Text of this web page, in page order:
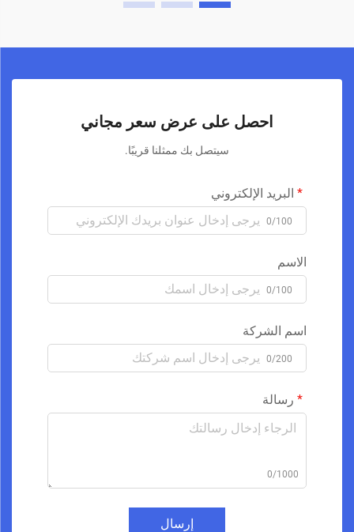
احصل على عرض سعر مجاني
سيتصل بك ممثلنا قريبًا.
البريد الإلكتروني
0/100
الاسم
0/100
اسم الشركة
0/200
رسالة
0/1000
إرسال